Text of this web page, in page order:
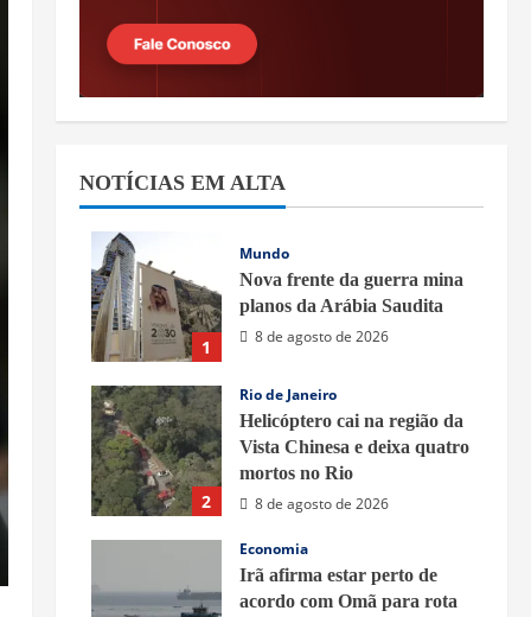
NOTÍCIAS EM ALTA
1
Mundo
Nova frente da guerra mina
planos da Arábia Saudita
8 de agosto de 2026
2
Rio de Janeiro
Helicóptero cai na região da
Vista Chinesa e deixa quatro
mortos no Rio
8 de agosto de 2026
Economia
Irã afirma estar perto de
acordo com Omã para rota